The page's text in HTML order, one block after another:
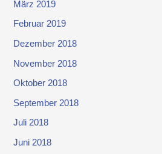
März 2019
Februar 2019
Dezember 2018
November 2018
Oktober 2018
September 2018
Juli 2018
Juni 2018